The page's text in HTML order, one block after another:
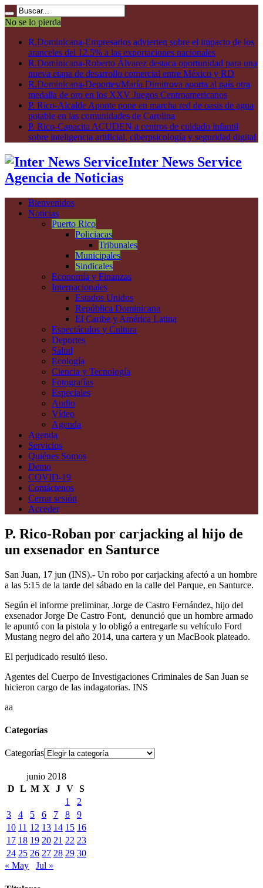
No se lo pierda
R.Dominicana-Empresarios advierten sobre el impacto de los
aranceles del 12.5% a las exportaciones nacionales
R.Dominicana-Roberto Álvarez destaca oportunidad para una
nueva etapa de desarrollo comercial entre México y RD
R.Dominicana-Deportes/María Dimitrova aporta al país otra
medalla de oro en los XXV Juegos Centroamericanos
P. Rico-Alcalde Aponte pone en marcha red de oasis de agua
potable en las comunidades de Carolina
P. Rico-Capacita ACUDEN a centros de cuidado infantil
sobre inteligencia artificial, ciberpsicología y seguridad digital
Inter News Service
Agencia de Noticias
Bienvenidos
Noticias
Puerto Rico
Policiacas
Tribunales
Municipales
Sindicales
Economía y Finanzas
Internacionales
Estados Unidos
República Dominicana
El Caribe y América Latina
Espectáculos y Cultura
Deportes
Salud
Ecología
Ciencia y Tecnología
Fotografías
Especiales
Audio
Vídeo
Agenda
Agenda
Servicios
Quiénes Somos
Demo
COVID-19
Contáctenos
Cerrar sesión
Acceder
P. Rico-Roban por carjacking al hijo de
un exsenador en Santurce
San Juan, 17 jun (INS).- Un robo por carjacking afectó a un hombre
a las 5:15 de la tarde del sábado en la calle del Parque, en Santurce.
Según el informe preliminar, Jorge de Castro Fernández, hijo del
exsenador Jorge De Castro Font, denunció que un hombre armado
le apuntó con la pistola y lo obligó a entregarle su vehículo Ford
Mustang negro del año 2014, una cartera y un MacBook plateado.
El perjudicado resultó ileso.
Agentes del Cuerpo de Investigaciones Criminales de San Juan se
hicieron cargo de las indagatorias. INS
aa
Categorías
Categorías
junio 2018
D L M X J V S
1
2
3
4 5 6 7 8
9
10 11 12 13 14 15 16
17 18 19 20 21 22 23
24 25 26 27 28 29 30
« May
Jul »